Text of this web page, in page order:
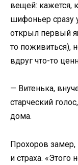
вещей: кажется,
шифоньер сразу
открыл первый
то поживиться),
вдруг что-то
— Витенька,
старческий
дома.
Прохоров замер,
и страха.